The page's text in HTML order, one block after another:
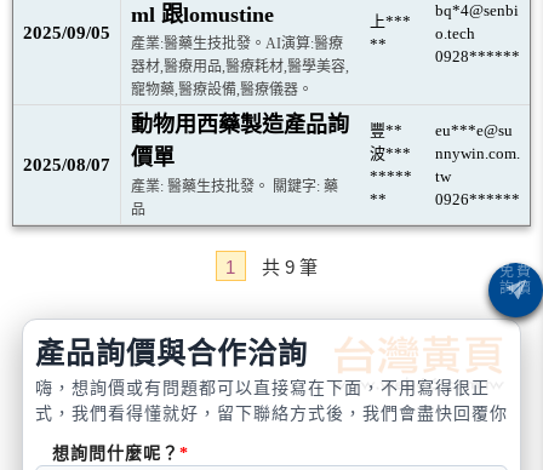
2025/09/05
ml 跟lomustine
產業:醫藥生技批發。AI演算:醫療
器材,醫療用品,醫療耗材,醫學美容,
寵物藥,醫療設備,醫療儀器。
上***
**
bq*4@senbi
o.tech
0928******
2025/08/07
動物用西藥製造產品詢
價單
產業: 醫藥生技批發。 關鍵字: 藥
品
豐**
波***
*****
**
eu***e@su
nnywin.com.
tw
0926******
1 共 9 筆
產品詢價與合作洽詢
嗨，想詢價或有問題都可以直接寫在下面，不用寫得很正
式，我們看得懂就好，留下聯絡方式後，我們會盡快回覆你
想詢問什麼呢？